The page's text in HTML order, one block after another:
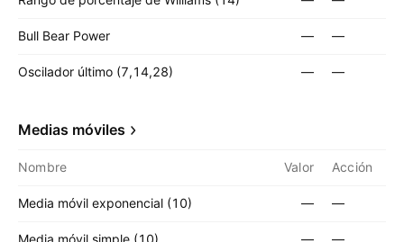
Bull Bear Power — —
Oscilador último (7,14,28) — —
Medias móviles
Nombre Valor Acción
Media móvil exponencial (10) — —
Media móvil simple (10) — —